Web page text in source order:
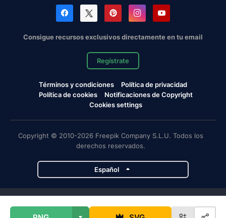
Consigue recursos exclusivos directamente en tu email
Regístrate
Términos y condiciones
Política de privacidad
Política de cookies
Notificaciones de Copyright
Cookies settings
Copyright © 2010-2026 Freepik Company S.L.U. Todos los
derechos reservados.
Español